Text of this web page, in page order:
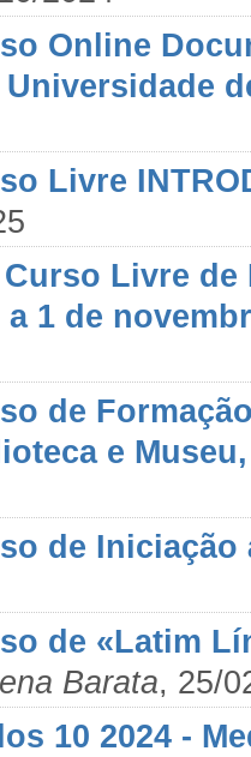
Online
Livre
Livre
1 de
de
e
de Iniciação
de «Latim
Barata, 25/
10 2024 -